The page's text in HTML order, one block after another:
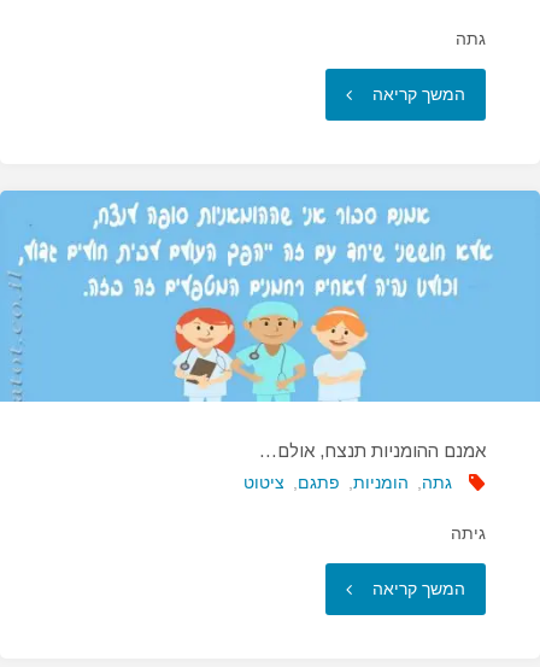
גתה
המשך קריאה "הממשלה
ביותר
היא…"
אמנם ההומניות תנצח, אולם…
גתה הומניות פתגם ציטוט
גיתה
המשך קריאה "אמנם